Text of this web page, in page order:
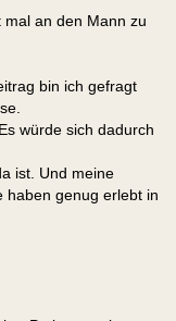
an den Mann zu
bin ich gefragt
würde sich dadurch
ist. Und meine
haben genug erlebt in